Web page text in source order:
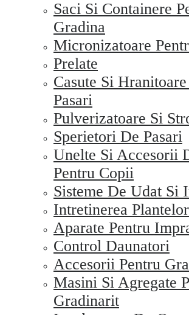
Saci Si Containere
Gradina
Micronizatoare
Prelate
Casute Si
Pasari
Pulverizatoare Si
Sperietori De Pasari
Unelte Si Accesorii
Pentru Copii
Sisteme De Udat Si
Intretinerea Plantelor
Aparate Pentru
Control Daunatori
Accesorii Pentru
Masini Si Agregate
Gradinarit